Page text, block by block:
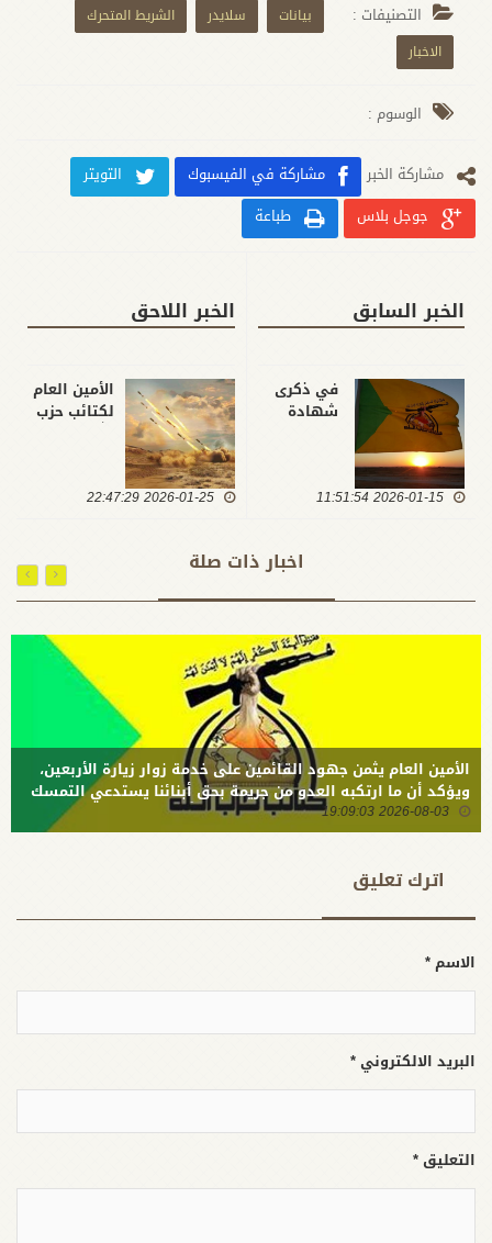
التصنيفات : بيانات سلايدر
الشريط المتحرك
الاخبار
الوسوم :
مشارکة الخبر مشاركة في الفيسبوك
التويتر
جوجل بلاس
طباعة
الخبر السابق
في ذكرى
شهادة
الله: ما
حصار وحرب
هي
النسخة
المعاصرة
من سجن
2026-01-15 11:51:54
الخبر اللاحق
الأمين العام
لكتائب حزب
الحرب على
تبقي لكم
في منطقتنا
باقية
2026-01-25 22:47:29
اخبار ذات صلة
الأمين العام يثمن جهود القائمين على خدمة زوار زيارة الأربعين،
ويؤكد أن ما ارتكبه العدو من جريمة بحق أبنائنا يستدعي التمسك
بالسلاح وتطويره لردع كل من يريد بنا شراً
2026-08-03 19:09:03
اترك تعلیق
الاسم *
البريد الالكتروني *
التعليق *